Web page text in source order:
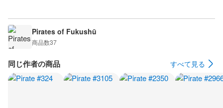
Pirates of Fukushū
商品数37
同じ作者の商品 すべて見る